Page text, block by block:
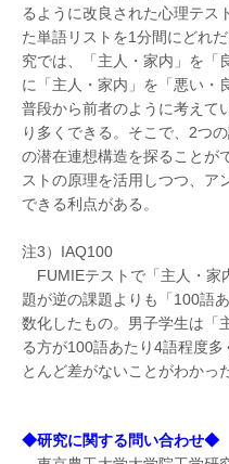
るように改良された心理テス
た単語リストを1分間にどれ
究では、「主人・家内」を「
に「主人・家内」を「悪い・
普段から前者のように考えて
り多くできる。そこで、2つ
の潜在連想構造を探ることが
ストの原理を活用しつつ、ア
できる利点がある。
注3）IAQ100
FUMIEテストで「主人・家
題が逆の課題よりも「100語
数化したもの。男子学生は「
る方が100語あたり4語程度
とんど差がないことがわかっ
◆研究に関する問い合わせ◆